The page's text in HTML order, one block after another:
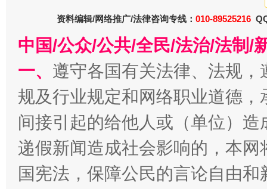
千年窑火 生生不息
资料编辑/网络推广/法律咨询专线： 010-89525216
中国/公众/公共/全民/法治/法制/
一、 遵守各国有关法律、法规
规及行业规定和网络职业道德
间接引起的给他人或（单位）
递假新闻造成社会影响的，本
国宪法，保障公民的言论自由